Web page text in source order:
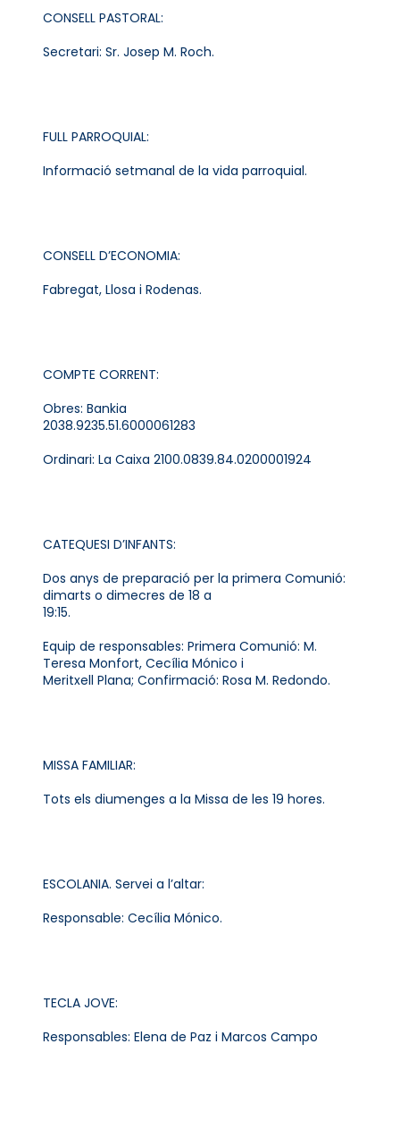
CONSELL PASTORAL:
Secretari: Sr. Josep M. Roch.
FULL PARROQUIAL:
Informació setmanal de la vida parroquial.
CONSELL D’ECONOMIA:
Fabregat, Llosa i Rodenas.
COMPTE CORRENT:
Obres: Bankia
2038.9235.51.6000061283
Ordinari: La Caixa 2100.0839.84.0200001924
CATEQUESI D’INFANTS:
Dos anys de preparació per la primera Comunió:
dimarts o dimecres de 18 a
19:15.
Equip de responsables: Primera Comunió: M.
Teresa Monfort, Cecília Mónico i
Meritxell Plana; Confirmació: Rosa M. Redondo.
MISSA FAMILIAR:
Tots els diumenges a la Missa de les 19 hores.
ESCOLANIA. Servei a l’altar:
Responsable: Cecília Mónico.
TECLA JOVE:
Responsables: Elena de Paz i Marcos Campo